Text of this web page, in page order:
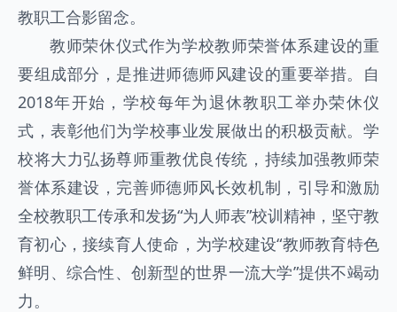
教职工合影留念。
教师荣休仪式作为学校教师荣誉体系建设的重
要组成部分，是推进师德师风建设的重要举措。自
2018年开始，学校每年为退休教职工举办荣休仪
式，表彰他们为学校事业发展做出的积极贡献。学
校将大力弘扬尊师重教优良传统，持续加强教师荣
誉体系建设，完善师德师风长效机制，引导和激励
全校教职工传承和发扬“为人师表”校训精神，坚守教
育初心，接续育人使命，为学校建设“教师教育特色
鲜明、综合性、创新型的世界一流大学”提供不竭动
力。